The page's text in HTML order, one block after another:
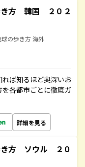
方 韓国 ２０２
の歩き方 海外
ば知るほど奥深いお
各都市ごとに徹底ガ
詳細を見る
方 ソウル ２０